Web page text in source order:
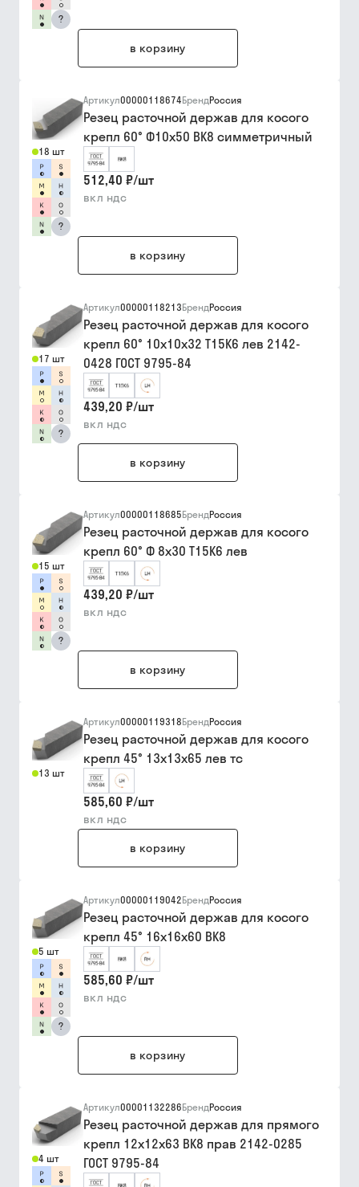
?
в корзину
18 шт
?
Артикул00000118674БрендРоссия
Резец расточной держав для косого
крепл 60° Ф10х50 ВК8 симметричный
512,40 ₽/шт
вкл ндс
в корзину
17 шт
?
Артикул00000118213БрендРоссия
Резец расточной держав для косого
крепл 60° 10х10х32 Т15К6 лев 2142-
0428 ГОСТ 9795-84
439,20 ₽/шт
вкл ндс
в корзину
15 шт
?
Артикул00000118685БрендРоссия
Резец расточной держав для косого
крепл 60° Ф 8х30 Т15К6 лев
439,20 ₽/шт
вкл ндс
в корзину
13 шт
Артикул00000119318БрендРоссия
Резец расточной держав для косого
крепл 45° 13х13х65 лев тс
585,60 ₽/шт
вкл ндс
в корзину
5 шт
?
Артикул00000119042БрендРоссия
Резец расточной держав для косого
крепл 45° 16х16х60 ВК8
585,60 ₽/шт
вкл ндс
в корзину
4 шт
Артикул00001132286БрендРоссия
Резец расточной держав для прямого
крепл 12х12х63 ВК8 прав 2142-0285
ГОСТ 9795-84